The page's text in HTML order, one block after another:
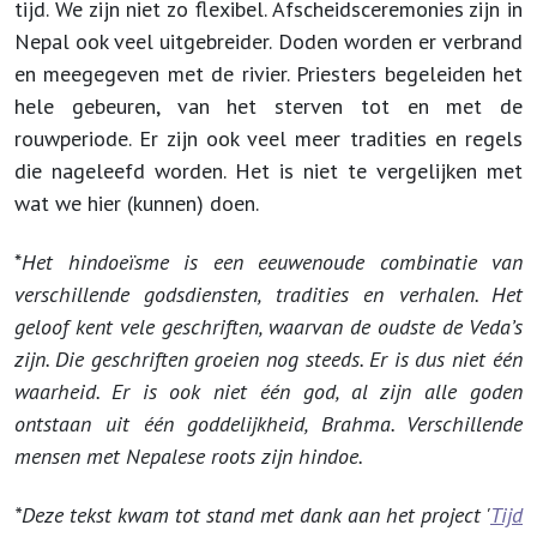
tijd. We zijn niet zo flexibel. Afscheidsceremonies zijn in
Nepal ook veel uitgebreider. Doden worden er verbrand
en meegegeven met de rivier. Priesters begeleiden het
hele gebeuren, van het sterven tot en met de
rouwperiode. Er zijn ook veel meer tradities en regels
die nageleefd worden. Het is niet te vergelijken met
wat we hier (kunnen) doen.
*Het hindoeïsme is een eeuwenoude combinatie van
verschillende godsdiensten, tradities en verhalen. Het
geloof kent vele geschriften, waarvan de oudste de Veda’s
zijn. Die geschriften groeien nog steeds. Er is dus niet één
waarheid. Er is ook niet één god, al zijn alle goden
ontstaan uit één goddelijkheid, Brahma. Verschillende
mensen met Nepalese roots zijn hindoe.
*Deze tekst kwam tot stand met dank aan het project 'Tijd